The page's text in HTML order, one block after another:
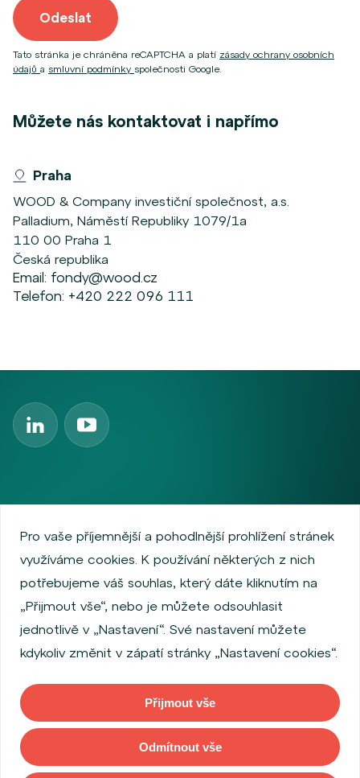
Odeslat
Tato stránka je chráněna reCAPTCHA a platí zásady ochrany osobních
údajů a smluvní podmínky společnosti Google.
Můžete nás kontaktovat i napřímo
Praha
WOOD & Company investiční společnost, a.s.
Palladium, Náměstí Republiky 1079/1a
110 00 Praha 1
Česká republika
Email: fondy@wood.cz
Telefon: +420 222 096 111
Informace o emitentech
Podmínky užívání
O společnosti
Informace pro zákazníky
Pololetní zprávy Wood IS
Výroční zprávy Wood IS
Výroční zprávy Wood & Company SICAV
Pololetní zprávy Wood & Company SICAV
Ostatní dokumenty Wood & Company SICAV
Prohlášení o přístupnosti
Copyright © 2026 WOOD & Company. Všechna práva vyhrazena. (WOOD
& Company investiční společnost, a. s., je regulovaná Českou národní
Pro vaše příjemnější a pohodlnější prohlížení stránek
využíváme cookies. K používání některých z nich
potřebujeme váš souhlas, který dáte kliknutím na
„Přijmout vše“, nebo je můžete odsouhlasit
jednotlivě v „Nastavení“. Své nastavení můžete
kdykoliv změnit v zápatí stránky „Nastavení cookies“.
Odmítnout vše
Přijmout vše